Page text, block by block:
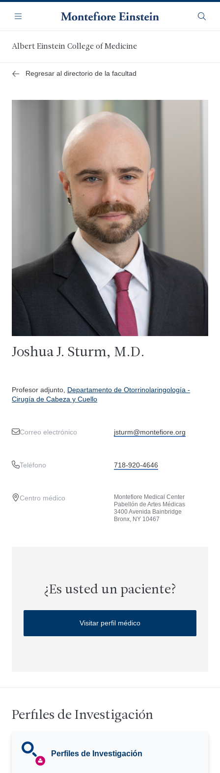
contenido
principal
Navegación
Menú
Albert Einstein College of Medicine
Regresar al directorio de la facultad
Joshua J. Sturm, M.D.
Profesor adjunto, Departamento de Otorrinolaringología -
Cirugía de Cabeza y Cuello
Correo electrónico jsturm@montefiore.org
Teléfono 718-920-4646
Centro médico
Montefiore Medical Center
Pabellón de Artes Médicas
3400 Avenida Bainbridge
Bronx, NY 10467
¿Es usted un paciente?
Visitar perfil médico
Perfiles de Investigación
Perfiles de Investigación